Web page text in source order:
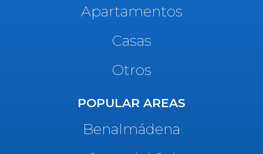
Apartamentos
Casas
Otros
POPULAR AREAS
Benalmádena